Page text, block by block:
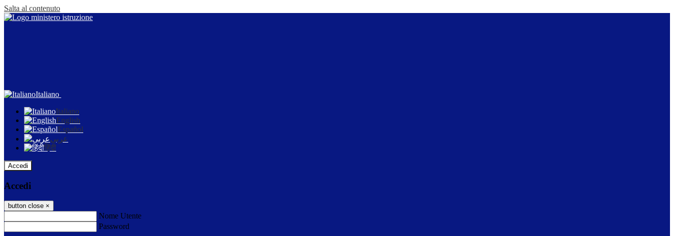
Salta al contenuto
Italiano
Italiano
English
Español
عربى
हिंदी
Accedi
Accedi
button close ×
Nome Utente
Password